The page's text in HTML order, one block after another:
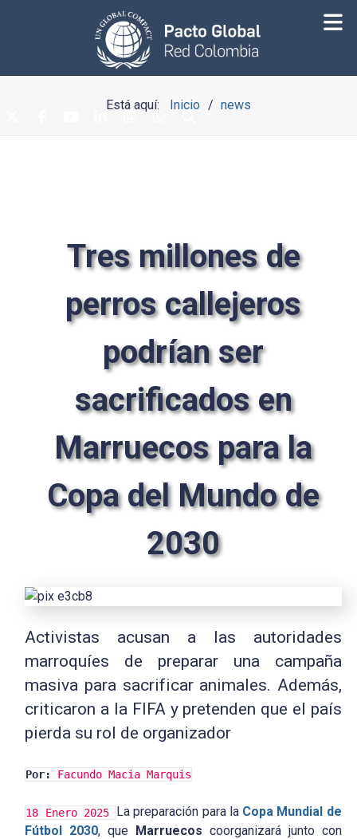
Está aquí: Inicio news
Tres millones de
perros callejeros
podrían ser
sacrificados en
Marruecos para la
Copa del Mundo de
2030
Activistas acusan a las autoridades
marroquíes de preparar una campaña
masiva para sacrificar animales. Además,
criticaron a la FIFA y pretenden que el país
pierda su rol de organizador
Por: Facundo Macia Marquis
18 Enero 2025 La preparación para la Copa Mundial de
Fútbol 2030, que Marruecos coorganizará junto con